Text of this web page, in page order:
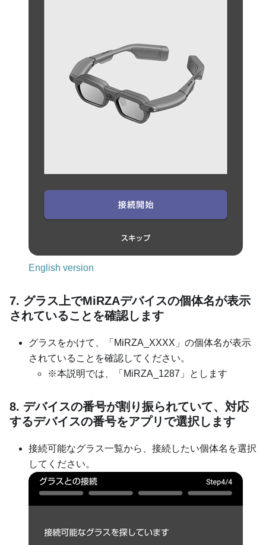
English version
7. グラス上でMiRZAデバイスの個体名が表示
されていることを確認します
グラスをかけて、「MiRZA_XXXX」の個体名が表示
されていることを確認してください。
※本説明では、「MiRZA_1287」とします
8. デバイスの番号が割り振られていて、対応
するデバイスの番号をアプリで選択します
接続可能なグラス一覧から、接続したい個体名を選択
してください。